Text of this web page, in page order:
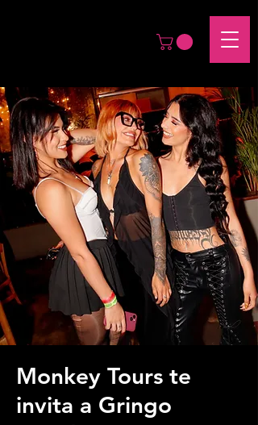
Monkey Tours te
invita a Gringo